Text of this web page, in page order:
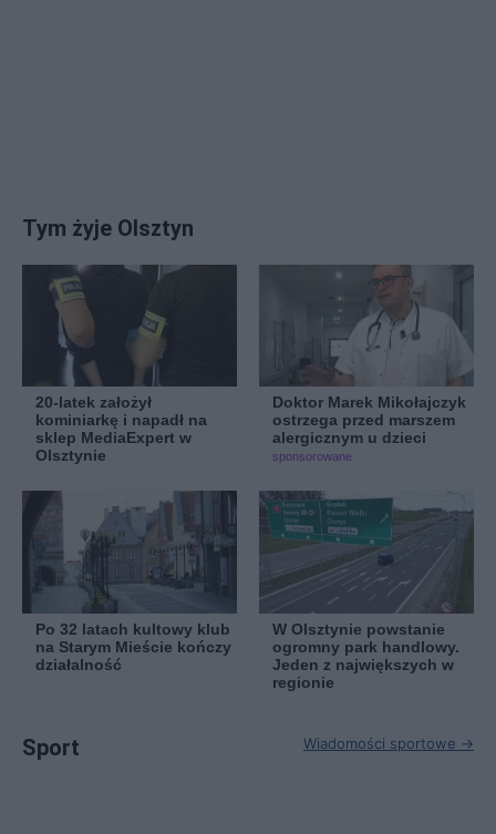
Tym żyje Olsztyn
20-latek założył
kominiarkę i napadł na
sklep MediaExpert w
Olsztynie
Doktor Marek Mikołajczyk
ostrzega przed marszem
alergicznym u dzieci
sponsorowane
Po 32 latach kultowy klub
na Starym Mieście kończy
działalność
W Olsztynie powstanie
ogromny park handlowy.
Jeden z największych w
regionie
Sport Wiadomości sportowe →